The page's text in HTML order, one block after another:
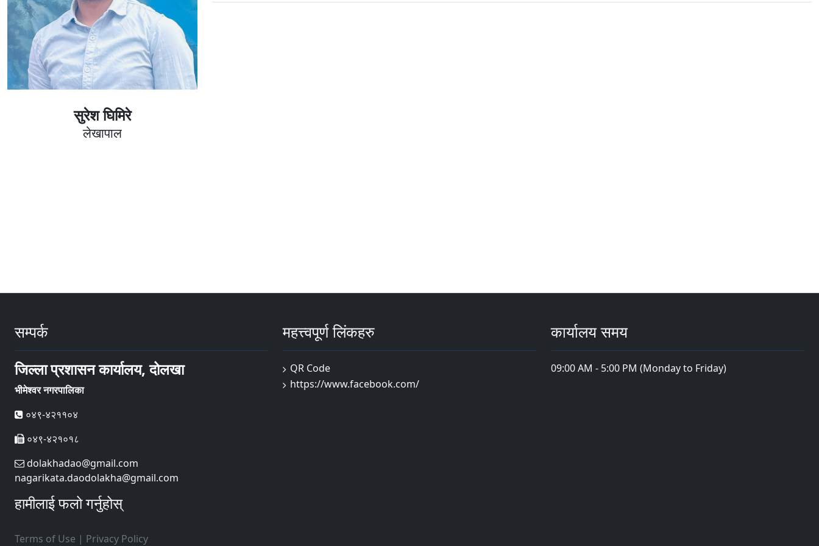
सुरेश घिमिरे
लेखापाल
सम्पर्क
जिल्ला प्रशासन कार्यालय, दोलखा
भीमेश्वर नगरपालिका
०४९-४२११०४
०४९-४२१०१८
dolakhadao@gmail.com
nagarikata.daodolakha@gmail.com
हामीलाई फलो गर्नुहोस्
Terms of Use | Privacy Policy
महत्त्वपूर्ण लिंकहरु
QR Code
https://www.facebook.com/
कार्यालय समय
09:00 AM - 5:00 PM (Monday to Friday)